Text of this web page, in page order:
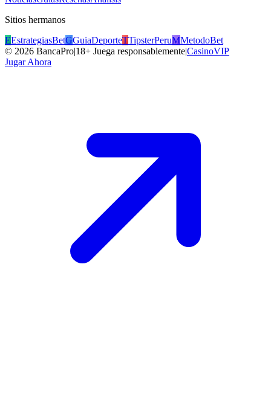
Sitios hermanos
EEstrategiasBetGGuiaDeporteTTipsterPeruMMetodoBet
© 2026 BancaPro|18+ Juega responsablemente|CasinoVIP
Jugar Ahora